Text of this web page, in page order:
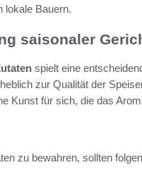
lokale Bauern.
saisonaler
spielt eine
zur Qualität der
Kunst für sich, die das
zu bewahren, sollten